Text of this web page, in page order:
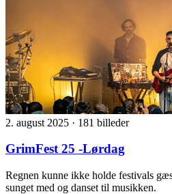
2. august 2025 · 181 billeder
GrimFest 25 -Lørdag
Regnen kunne ikke holde festivals
sunget med og danset til musikken.